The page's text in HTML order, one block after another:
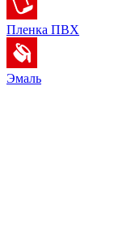
Пленка ПВХ
Эмаль